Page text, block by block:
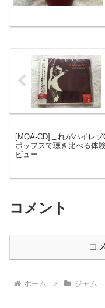
[MQA-CD]これがハイレ
ポップスで聴き比べる体
ビュー
コメント
コ
ホーム ジャム